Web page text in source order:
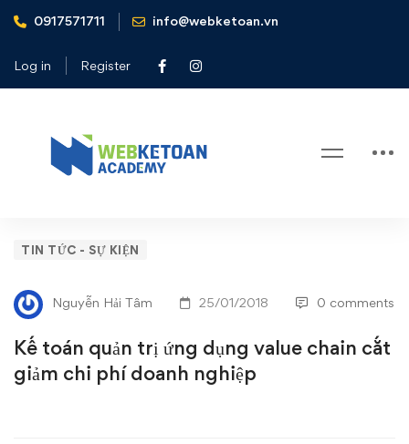
0917571711 info@webketoan.vn
Log in Register
Home
Tin tức - Sự kiện
doanh nghiệp
Kế
toán
quản
trị
TIN TỨC - SỰ KIỆN
Nguyễn Hải Tâm 25/01/2018 0 comments
Kế toán quản trị ứng dụng value chain cắt
giảm chi phí doanh nghiệp